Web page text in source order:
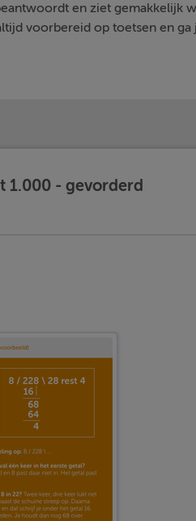
en ziet gemakkelijk
voorbereid op toetsen en
1.000 - gevorderd